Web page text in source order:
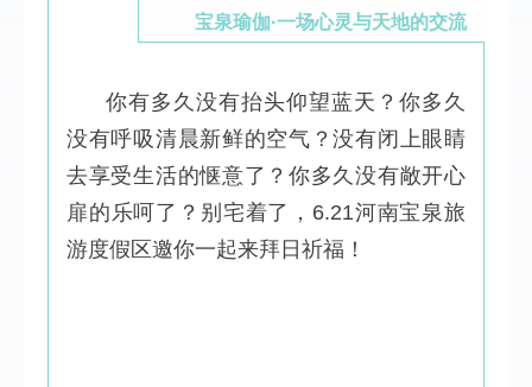
宝泉瑜伽·一场心灵与天地的交流
你有多久没有抬头仰望蓝天？你多久
没有呼吸清晨新鲜的空气？没有闭上眼睛
去享受生活的惬意了？你多久没有敞开心
扉的乐呵了？别宅着了， 6.21河南宝泉旅
游度假区邀你一起来拜日祈福！